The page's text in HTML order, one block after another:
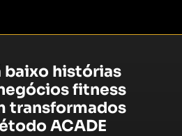
baixo histórias
fitness
transformados
ACADE